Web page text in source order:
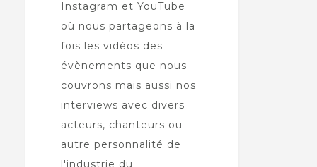
Instagram et YouTube
où nous partageons à la
fois les vidéos des
évènements que nous
couvrons mais aussi nos
interviews avec divers
acteurs, chanteurs ou
autre personnalité de
l'industrie du